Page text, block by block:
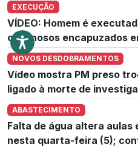
EXECUÇÃO
VÍDEO: Homem é
criminosos encapuzados
NOVOS DESDOBRAMENTOS
Vídeo mostra PM preso
ligado à morte de
ABASTECIMENTO
Falta de água altera aulas
nesta quarta-feira (5);